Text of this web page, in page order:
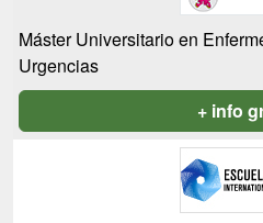
Máster Universitario en
Urgencias
+ info